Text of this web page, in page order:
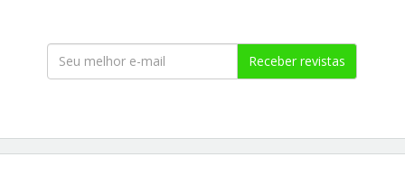
Receber revistas